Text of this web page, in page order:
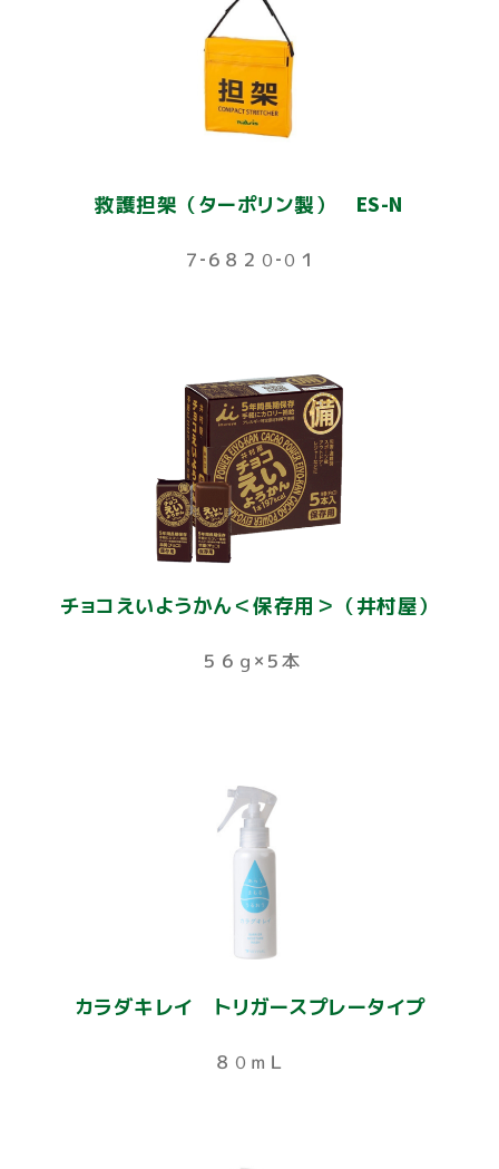
救護担架（ターポリン製） ES-N
７‐６８２０‐０１
チョコえいようかん＜保存用＞（井村屋）
５６ｇ×５本
カラダキレイ トリガースプレータイプ
８０ｍＬ